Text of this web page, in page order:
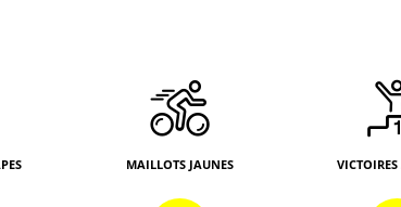
MAILLOTS JAUNES